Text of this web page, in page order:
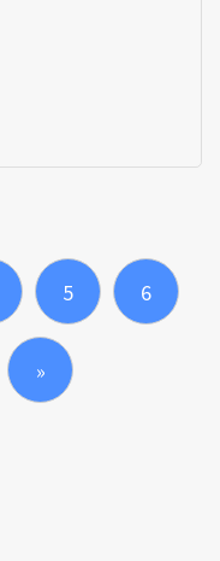
5 6
»